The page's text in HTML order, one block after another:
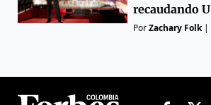
recaudando
PorZachary Folk|